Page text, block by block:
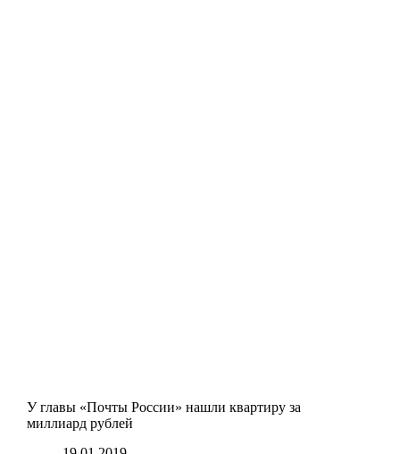
У главы «Почты России» нашли квартиру за
миллиард рублей